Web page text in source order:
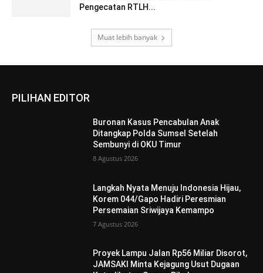
Pengecatan RTLH...
Muat lebih banyak
PILIHAN EDITOR
Buronan Kasus Pencabulan Anak
Ditangkap Polda Sumsel Setelah
Sembunyi di OKU Timur
8 Agustus 2026
Langkah Nyata Menuju Indonesia Hijau,
Korem 044/Gapo Hadiri Peresmian
Persemaian Sriwijaya Kemampo
7 Agustus 2026
Proyek Lampu Jalan Rp56 Miliar Disorot,
JAMSAKI Minta Kejagung Usut Dugaan